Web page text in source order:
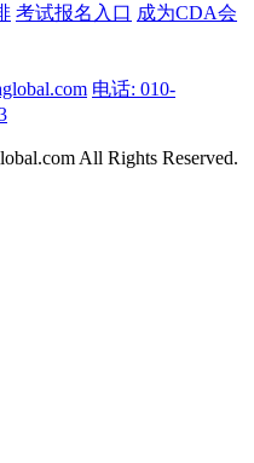
考试报名入口 成为CDA会
电话: 010-
All Rights Reserved.